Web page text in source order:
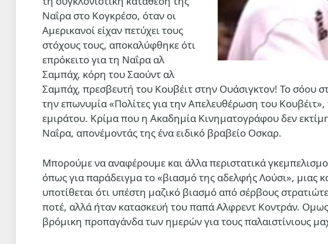
Ναΐρα στο Κογκρέσο, όταν οι
Αμερικανοί είχαν πετύχει τους
στόχους τους, αποκαλύφθηκε ότι
επρόκειτο για τη Ναΐρα αλ
Σαμπάχ, κόρη του Σαούντ αλ
Σαμπάχ, πρεσβευτή του Κουβέιτ στην Ουάσιγκτον! Το σόου
την επωνυμία «Πολίτες για την Απελευθέρωση του
εμιράτου. Κρίμα που η Ακαδημία Κινηματογράφου δεν
Ναΐρα, απονέμοντάς της ένα ειδικό βραβείο Οσκαρ.
Mπορούμε να αναφέρουμε και άλλα περιστατικά
όπως για παράδειγμα το «βιασμό της αδελφής Λούσι», μιας
υποτίθεται ότι υπέστη μαζικό βιασμό από σέρβους
ποτέ, αλλά ήταν κατασκευή του παπά Aλφρεντ Κοντράν.
βρόμικη προπαγάνδα των ημερών για τους παλαιστίνιους